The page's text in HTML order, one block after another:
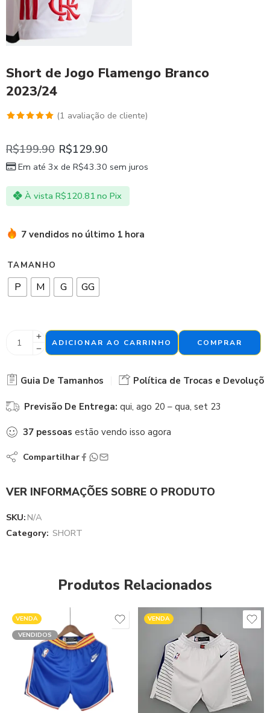
Short de Jogo Flamengo Branco
2023/24
como5.00
de 5, com
baseado
em
avaliação
(1 avaliação de cliente)
R$199.90 R$129.90
Em até 3x de R$43.30 sem juros
À vista R$120.81 no Pix
7 vendidos no último 1 hora
TAMANHO
P M G GG
ADICIONAR AO CARRINHO COMPRAR
Guia De Tamanhos Política de Trocas e
Previsão De Entrega: qui, ago 20 – qua, set 23
37 pessoas estão vendo isso agora
Compartilhar
VER INFORMAÇÕES SOBRE O PRODUTO
SKU: N/A
Category: SHORT
Produtos Relacionados
VENDA
VENDIDOS
VENDA